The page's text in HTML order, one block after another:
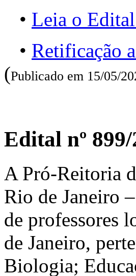
• Leia o
• Retificação
(Publicado em 15/05/
Edital nº
A Pró-Reitoria
Rio de Janeiro
de professores
de Janeiro,
Biologia;